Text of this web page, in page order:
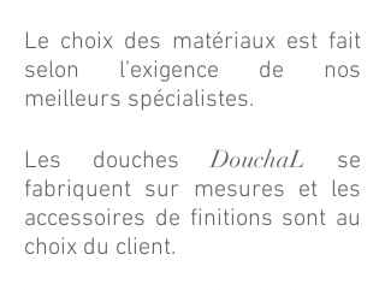
Le choix des matériaux est fait
selon l’exigence de nos
meilleurs spécialistes.
Les douchesDouchaL se
fabriquent sur mesures et les
accessoires de finitions sont au
choix du client.